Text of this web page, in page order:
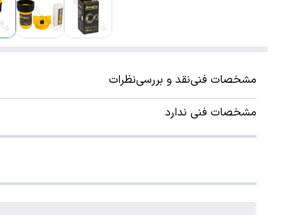
مشخصات فنینقد و بررسینظرات
مشخصات فنی ندارد